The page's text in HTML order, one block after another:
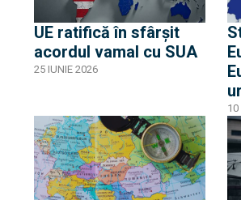
UE ratifică în sfârșit
acordul vamal cu SUA
25 IUNIE 2026
10